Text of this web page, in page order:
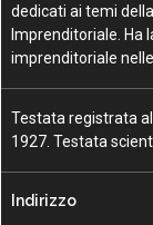
dedicati ai temi
Imprenditoriale. Ha
imprenditoriale
Testata registrata
1927. Testata
Indirizzo